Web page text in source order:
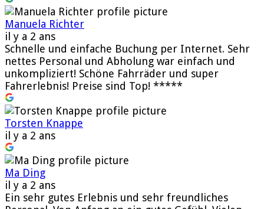
Manuela Richter
il y a 2 ans
Schnelle und einfache Buchung per Internet. Sehr
nettes Personal und Abholung war einfach und
unkompliziert! Schöne Fahrräder und super
Fahrerlebnis! Preise sind Top! *****
Torsten Knappe
il y a 2 ans
Ma Ding
il y a 2 ans
Ein sehr gutes Erlebnis und sehr freundliches